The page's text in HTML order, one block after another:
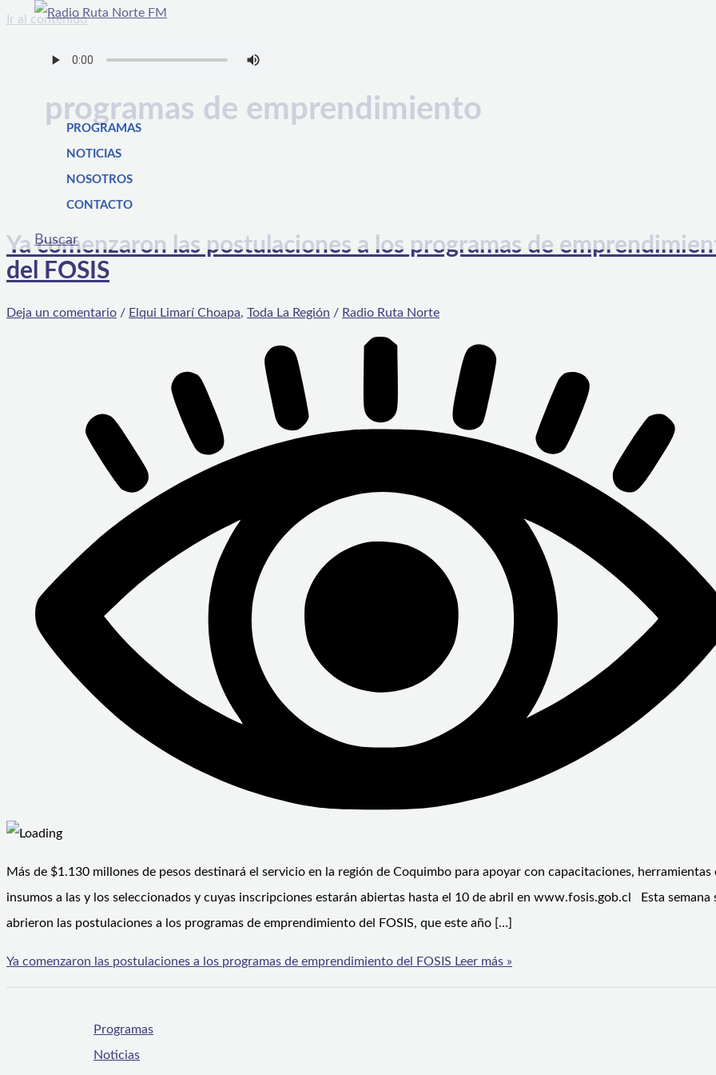
Ir al contenido
PROGRAMAS
NOTICIAS
NOSOTROS
CONTACTO
Buscar
programas de emprendimiento
Ya comenzaron las postulaciones a los programas de
del FOSIS
Deja un comentario / Elqui Limarí Choapa, Toda La Región / Radio Ruta Norte
Más de $1.130 millones de pesos destinará el servicio en la región de Coquimbo para apoyar con capacitaciones, herramientas
insumos a las y los seleccionados y cuyas inscripciones estarán abiertas hasta el 10 de abril en www.fosis.gob.cl Esta semana
abrieron las postulaciones a los programas de emprendimiento del FOSIS, que este año […]
Ya comenzaron las postulaciones a los programas de emprendimiento del FOSIS Leer más »
Programas
Noticias